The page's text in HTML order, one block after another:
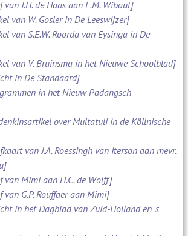
J.H. de Haas aan F.M. Wibaut]
van W. Gosler in De Leeswijzer]
van S.E.W. Roorda van Eysinga in De
van V. Bruinsma in het Nieuwe Schoolblad]
in De Standaard]
in het Nieuw Padangsch
over Multatuli in de Köllnische
van J.A. Roessingh van Iterson aan mevr.
van Mimi aan H.C. de Wolff]
G.P. Rouffaer aan Mimi]
in het Dagblad van Zuid-Holland en 's